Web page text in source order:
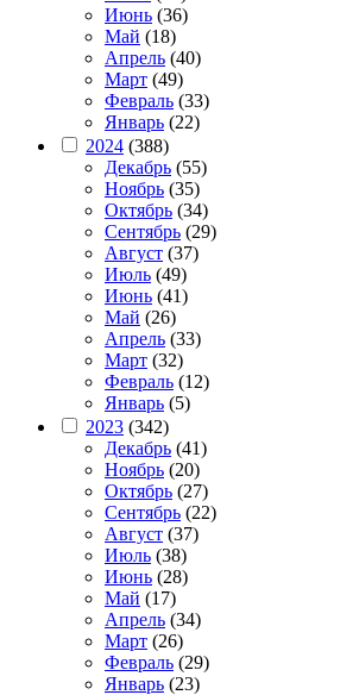
Июнь (36)
Май (18)
Апрель (40)
Март (49)
Февраль (33)
Январь (22)
2024 (388)
Декабрь (55)
Ноябрь (35)
Октябрь (34)
Сентябрь (29)
Август (37)
Июль (49)
Июнь (41)
Май (26)
Апрель (33)
Март (32)
Февраль (12)
Январь (5)
2023 (342)
Декабрь (41)
Ноябрь (20)
Октябрь (27)
Сентябрь (22)
Август (37)
Июль (38)
Июнь (28)
Май (17)
Апрель (34)
Март (26)
Февраль (29)
Январь (23)